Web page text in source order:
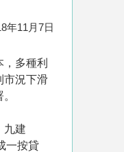
年11月7日
多種利
市況下滑
九建
一按貸